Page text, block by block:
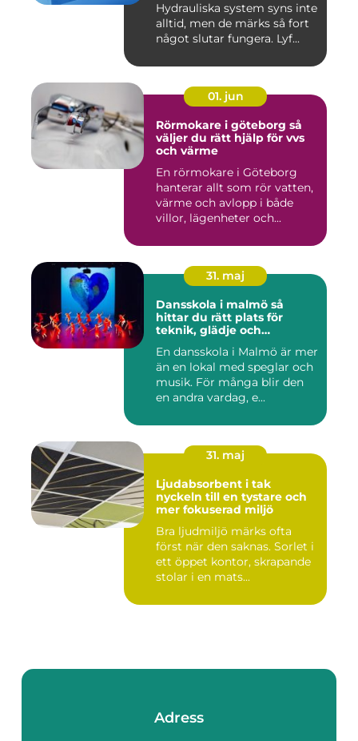
Hydrauliska system syns inte
alltid, men de märks så fort
något slutar fungera. Lyf...
01. jun
Rörmokare i göteborg så
väljer du rätt hjälp för vvs
och värme
En rörmokare i Göteborg
hanterar allt som rör vatten,
värme och avlopp i både
villor, lägenheter och...
31. maj
Dansskola i malmö så
hittar du rätt plats för
teknik, glädje och
En dansskola i Malmö är mer
än en lokal med speglar och
musik. För många blir den
en andra vardag, e...
31. maj
Ljudabsorbent i tak
nyckeln till en tystare och
mer fokuserad miljö
Bra ljudmiljö märks ofta
först när den saknas. Sorlet i
ett öppet kontor, skrapande
stolar i en mats...
Adress